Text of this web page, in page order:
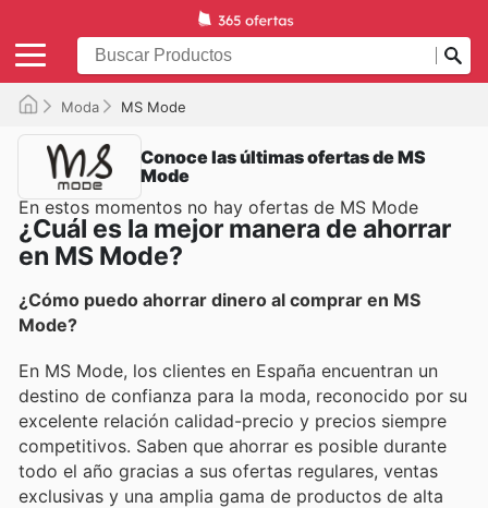
Moda MS Mode
Conoce las últimas ofertas de MS
Mode
En estos momentos no hay ofertas de MS Mode
¿Cuál es la mejor manera de ahorrar
en MS Mode?
¿Cómo puedo ahorrar dinero al comprar en MS
Mode?
En MS Mode, los clientes en España encuentran un
destino de confianza para la moda, reconocido por su
excelente relación calidad-precio y precios siempre
competitivos. Saben que ahorrar es posible durante
todo el año gracias a sus ofertas regulares, ventas
exclusivas y una amplia gama de productos de alta